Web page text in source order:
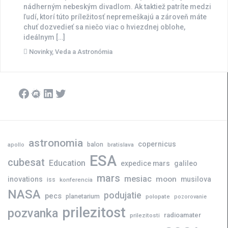
nádherným nebeským divadlom. Ak taktiež patríte medzi
ľudí, ktorí túto príležitosť nepremeškajú a zároveň máte
chuť dozvedieť sa niečo viac o hviezdnej oblohe,
ideálnym […]
Novinky, Veda a Astronómia
Facebook
Meetup
LinkedIn
Twitter
apollo astronomia balon bratislava copernicus
cubesat Education ESA expedice mars
galileo
inovations iss konferencia mars mesiac moon musilova
NASA pecs planetarium podujatie polopate pozorovanie
pozvanka prilezitost prilezitosti radioamater